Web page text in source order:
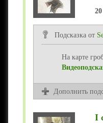
20
Подсказка от
На карте
Дополнить
I